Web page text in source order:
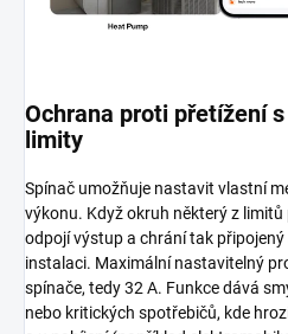
Ochrana proti přetížení
limity
Spínač umožňuje nastavit vlastní
výkonu. Když okruh některý z
odpojí výstup a chrání tak
instalaci. Maximální nastavitelný
spínače, tedy 32 A. Funkce dává
nebo kritických spotřebičů, kde